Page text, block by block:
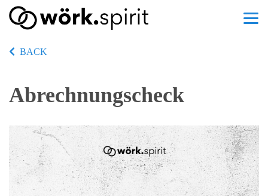
BACK
Abrechnungscheck